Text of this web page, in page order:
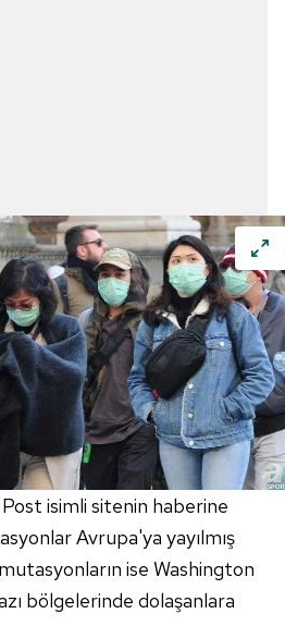
isimli sitenin haberine
Avrupa'ya yayılmış
ise Washington
bölgelerinde dolaşanlara